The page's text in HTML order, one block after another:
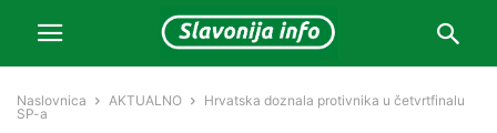
Naslovnica AKTUALNO
Hrvatska doznala protivnika u četvrtfinalu
SP-a